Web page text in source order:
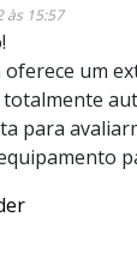
às 15:57
oferece um
para